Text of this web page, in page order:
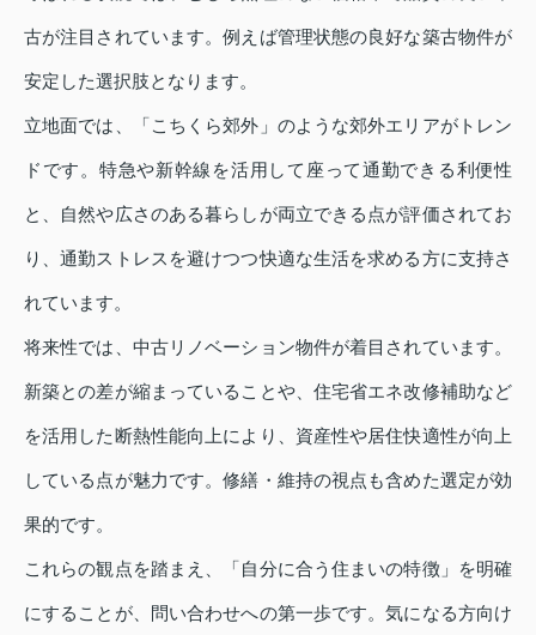
古が注目されています。例えば管理状態の良好な築古物件が
安定した選択肢となります。
立地面では、「こちくら郊外」のような郊外エリアがトレン
ドです。特急や新幹線を活用して座って通勤できる利便性
と、自然や広さのある暮らしが両立できる点が評価されてお
り、通勤ストレスを避けつつ快適な生活を求める方に支持さ
れています。
将来性では、中古リノベーション物件が着目されています。
新築との差が縮まっていることや、住宅省エネ改修補助など
を活用した断熱性能向上により、資産性や居住快適性が向上
している点が魅力です。修繕・維持の視点も含めた選定が効
果的です。
これらの観点を踏まえ、「自分に合う住まいの特徴」を明確
にすることが、問い合わせへの第一歩です。気になる方向け